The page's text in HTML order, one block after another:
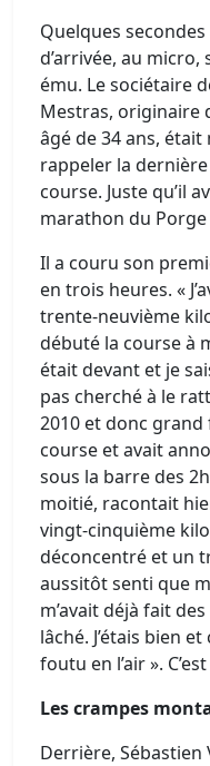
Quelques
d’arrivée, au
ému. Le sociétaire
Mestras, originaire
âgé de 34 ans,
rappeler la
course. Juste qu’il
marathon du
Il a couru son
en trois heures. «
trente-neuvième
débuté la course à
était devant et je
pas cherché à le
2010 et donc grand
course et avait
sous la barre des
moitié, racontait
vingt-cinquième
déconcentré et un
aussitôt senti que
m’avait déjà fait
lâché. J’étais bien
foutu en l’air ».
Les crampes
Derrière, Sébastien